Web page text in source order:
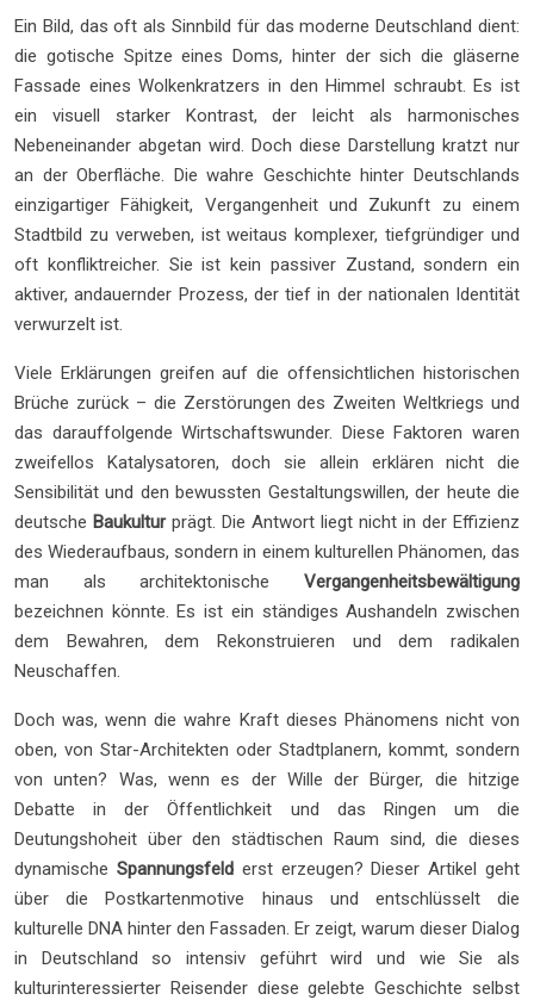
Ein Bild, das oft als Sinnbild für das moderne Deutschland dient:
die gotische Spitze eines Doms, hinter der sich die gläserne
Fassade eines Wolkenkratzers in den Himmel schraubt. Es ist
ein visuell starker Kontrast, der leicht als harmonisches
Nebeneinander abgetan wird. Doch diese Darstellung kratzt nur
an der Oberfläche. Die wahre Geschichte hinter Deutschlands
einzigartiger Fähigkeit, Vergangenheit und Zukunft zu einem
Stadtbild zu verweben, ist weitaus komplexer, tiefgründiger und
oft konfliktreicher. Sie ist kein passiver Zustand, sondern ein
aktiver, andauernder Prozess, der tief in der nationalen Identität
verwurzelt ist.
Viele Erklärungen greifen auf die offensichtlichen historischen
Brüche zurück – die Zerstörungen des Zweiten Weltkriegs und
das darauffolgende Wirtschaftswunder. Diese Faktoren waren
zweifellos Katalysatoren, doch sie allein erklären nicht die
Sensibilität und den bewussten Gestaltungswillen, der heute die
deutsche Baukulturprägt. Die Antwort liegt nicht in der Effizienz
des Wiederaufbaus, sondern in einem kulturellen Phänomen, das
man als architektonische Vergangenheitsbewältigung
bezeichnen könnte. Es ist ein ständiges Aushandeln zwischen
dem Bewahren, dem Rekonstruieren und dem radikalen
Neuschaffen.
Doch was, wenn die wahre Kraft dieses Phänomens nicht von
oben, von Star-Architekten oder Stadtplanern, kommt, sondern
von unten? Was, wenn es der Wille der Bürger, die hitzige
Debatte in der Öffentlichkeit und das Ringen um die
Deutungshoheit über den städtischen Raum sind, die dieses
dynamische Spannungsfelderst erzeugen? Dieser Artikel geht
über die Postkartenmotive hinaus und entschlüsselt die
kulturelle DNA hinter den Fassaden. Er zeigt, warum dieser Dialog
in Deutschland so intensiv geführt wird und wie Sie als
kulturinteressierter Reisender diese gelebte Geschichte selbst